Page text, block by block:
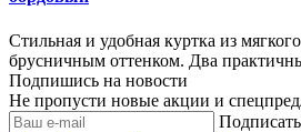
Стильная и удобная куртка из
брусничным оттенком. Два
Подпишись на новости
Не пропусти новые акции и